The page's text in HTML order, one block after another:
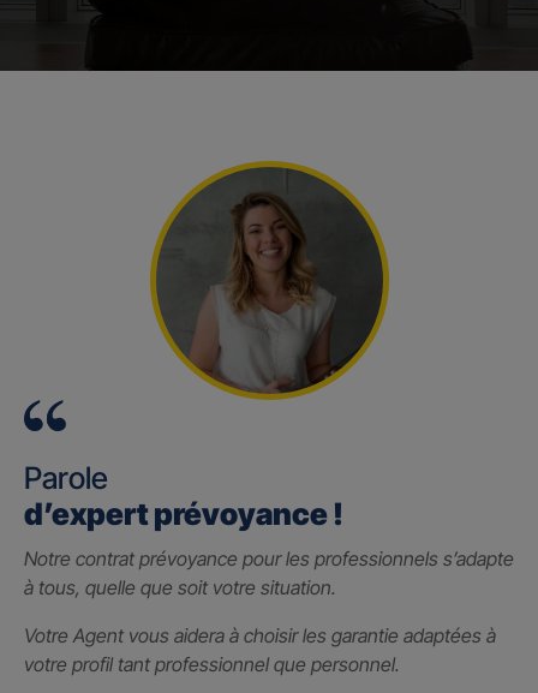
Parole
d’expert prévoyance !
Notre contrat prévoyance pour les professionnels s’adapte
à tous, quelle que soit votre situation.
Votre Agent vous aidera à choisir les garantie adaptées à
votre profil tant professionnel que personnel.